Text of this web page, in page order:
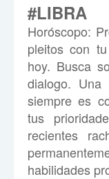
#LIBRA
Horóscopo:
pleitos con
hoy. Busca
dialogo. Una
siempre es
tus
recientes
habilidades